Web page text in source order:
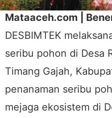
Mataaceh.com |
DESBIMTEK
seribu pohon di Desa
Timang Gajah,
penanaman seribu
mejaga ekosistem di